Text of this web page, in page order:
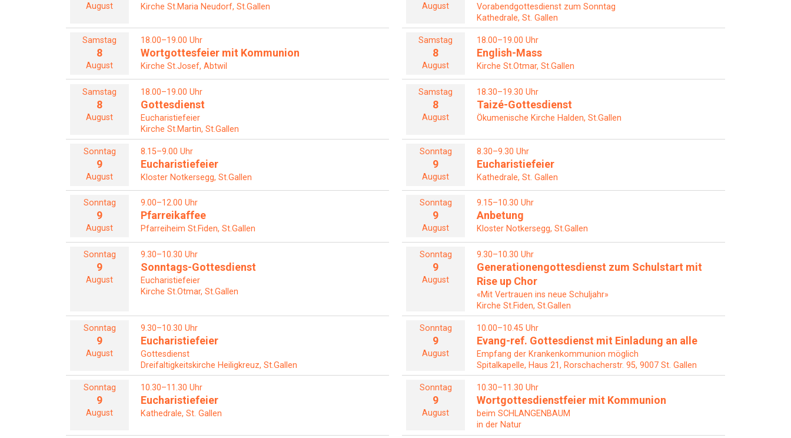
August Kirche St.Maria Neudorf, St.Gallen August
Vorabendgottesdienst zum Sonntag
Kathedrale, St. Gallen
Samstag
8
August
18.00–19.00 Uhr
Wortgottesfeier mit Kommunion
Kirche St.Josef, Abtwil
Samstag
8
August
18.00–19.00 Uhr
English-Mass
Kirche St.Otmar, St.Gallen
Samstag
8
August
18.00–19.00 Uhr
Gottesdienst
Eucharistiefeier
Kirche St.Martin, St.Gallen
Samstag
8
August
18.30–19.30 Uhr
Taizé-Gottesdienst
Ökumenische Kirche Halden, St.Gallen
Sonntag
9
August
8.15–9.00 Uhr
Eucharistiefeier
Kloster Notkersegg, St.Gallen
Sonntag
9
August
8.30–9.30 Uhr
Eucharistiefeier
Kathedrale, St. Gallen
Sonntag
9
August
9.00–12.00 Uhr
Pfarreikaffee
Pfarreiheim St.Fiden, St.Gallen
Sonntag
9
August
9.15–10.30 Uhr
Anbetung
Kloster Notkersegg, St.Gallen
Sonntag
9
August
9.30–10.30 Uhr
Sonntags-Gottesdienst
Eucharistiefeier
Kirche St.Otmar, St.Gallen
Sonntag
9
August
9.30–10.30 Uhr
Generationengottesdienst zum Schulstart mit
Rise up Chor
«Mit Vertrauen ins neue Schuljahr»
Kirche St.Fiden, St.Gallen
Sonntag
9
August
9.30–10.30 Uhr
Eucharistiefeier
Gottesdienst
Dreifaltigkeitskirche Heiligkreuz, St.Gallen
Sonntag
9
August
10.00–10.45 Uhr
Evang-ref. Gottesdienst mit Einladung an alle
Empfang der Krankenkommunion möglich
Spitalkapelle, Haus 21, Rorschacherstr. 95, 9007 St. Gallen
Sonntag
9
August
10.30–11.30 Uhr
Eucharistiefeier
Kathedrale, St. Gallen
Sonntag
9
August
10.30–11.30 Uhr
Wortgottesdienstfeier mit Kommunion
beim SCHLANGENBAUM
in der Natur